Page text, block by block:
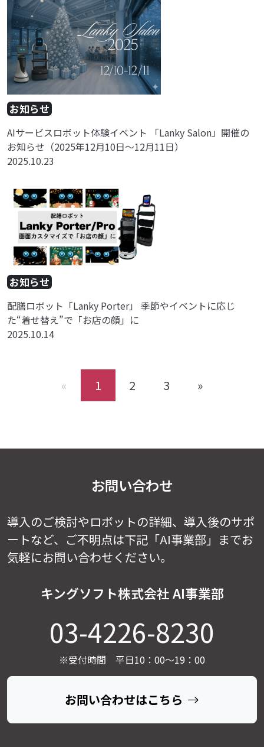
お知らせ
AIサービスロボット体験イベント 「Lanky Salon」開催の
お知らせ（2025年12月10日～12月11日）
2025.10.23
お知らせ
配膳ロボット「Lanky Porter」 季節やイベントに応じ
た“着せ替え”で「お店の顔」に
2025.10.14
« 1 2 3 »
お問い合わせ
導入のご検討やロボットの詳細、導入後のサポ
ートなど、 ご不明点は下記「AI事業部」までお
気軽にお問い合わせください。
キングソフト株式会社 AI事業部
03-4226-8230
※受付時間 平日10：00～19：00
お問い合わせはこちら